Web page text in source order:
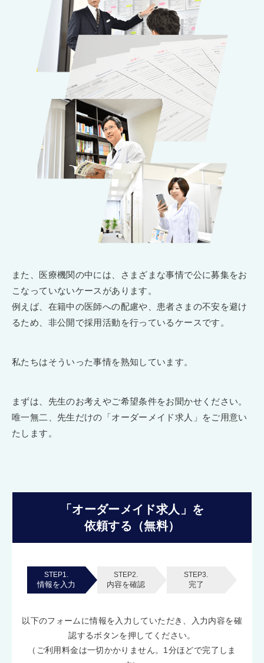
また、医療機関の中には、さまざまな事情で公に募集をお
こなっていないケースがあります。
例えば、在籍中の医師への配慮や、患者さまの不安を避け
るため、非公開で採用活動を行っているケースです。
私たちはそういった事情を熟知しています。
まずは、先生のお考えやご希望条件をお聞かせください。
唯一無二、先生だけの「オーダーメイド求人」をご用意い
たします。
「オーダーメイド求人」を
依頼する（無料）
STEP1.
情報を入力
STEP2.
内容を確認
STEP3.
完了
以下のフォームに情報を入力していただき、入力内容を確
認するボタンを押してください。
（ご利用料金は一切かかりません。1分ほどで完了しま